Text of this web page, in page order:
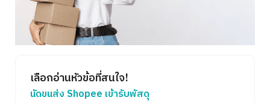
เลือกอ่านหัวข้อที่สนใจ!
นัดขนส่ง Shopee เข้ารับพัสดุ